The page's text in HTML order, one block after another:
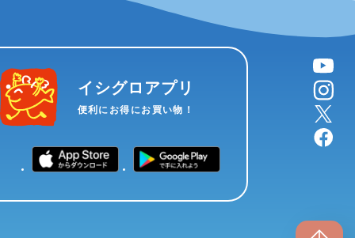
イシグロアプリ
便利にお得にお買い物！
YouTube
instagram
X
facebook